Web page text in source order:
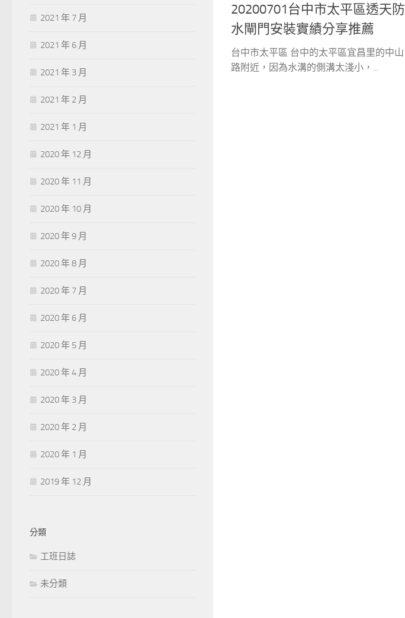
20200701台中市太平區透天防
水閘門安裝實績分享推薦
台中市太平區 台中的太平區宜昌里的中山
路附近，因為水溝的側溝太淺小，...
2021 年 7 月
2021 年 6 月
2021 年 3 月
2021 年 2 月
2021 年 1 月
2020 年 12 月
2020 年 11 月
2020 年 10 月
2020 年 9 月
2020 年 8 月
2020 年 7 月
2020 年 6 月
2020 年 5 月
2020 年 4 月
2020 年 3 月
2020 年 2 月
2020 年 1 月
2019 年 12 月
分類
工班日誌
未分類